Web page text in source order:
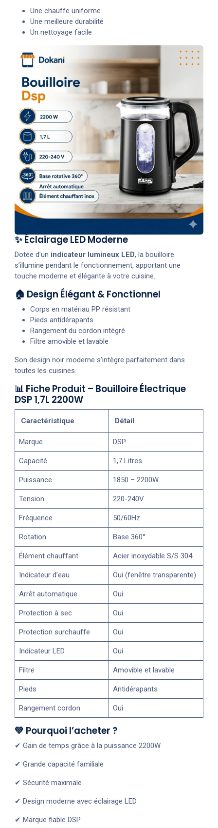
Une chauffe uniforme
Une meilleure durabilité
Un nettoyage facile
✨ Éclairage LED Moderne
Dotée d’un indicateur lumineux LED, la bouilloire
s’illumine pendant le fonctionnement, apportant une
touche moderne et élégante à votre cuisine.
🏠 Design Élégant & Fonctionnel
Corps en matériau PP résistant
Pieds antidérapants
Rangement du cordon intégré
Filtre amovible et lavable
Son design noir moderne s’intègre parfaitement dans
toutes les cuisines.
📊 Fiche Produit – Bouilloire Électrique
DSP 1,7L 2200W
Caractéristique Détail
Marque DSP
Capacité 1,7 Litres
Puissance 1850 – 2200W
Tension 220-240V
Fréquence 50/60Hz
Rotation Base 360°
Élément chauffant Acier inoxydable S/S 304
Indicateur d’eau Oui (fenêtre transparente)
Arrêt automatique Oui
Protection à sec Oui
Protection surchauffe Oui
Indicateur LED Oui
Filtre Amovible et lavable
Pieds Antidérapants
Rangement cordon Oui
💚 Pourquoi l’acheter ?
✔ Gain de temps grâce à la puissance 2200W
✔ Grande capacité familiale
✔ Sécurité maximale
✔ Design moderne avec éclairage LED
✔ Marque fiable DSP